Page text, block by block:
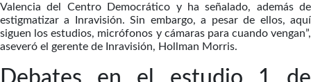
Valencia del Centro Democrático y ha señalado, además de
estigmatizar a Inravisión. Sin embargo, a pesar de ellos, aquí
siguen los estudios, micrófonos y cámaras para cuando vengan”,
aseveró el gerente de Inravisión, Hollman Morris.